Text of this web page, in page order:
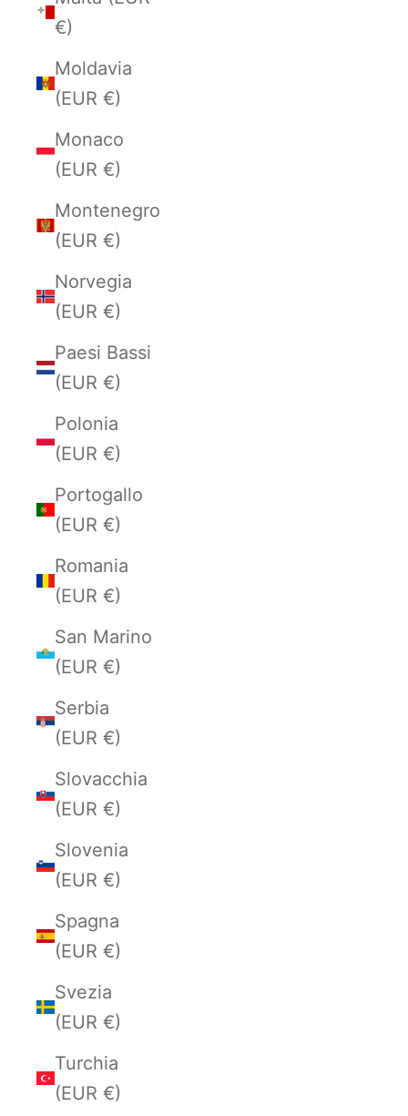
€)
Moldavia
(EUR €)
Monaco
(EUR €)
Montenegro
(EUR €)
Norvegia
(EUR €)
Paesi Bassi
(EUR €)
Polonia
(EUR €)
Portogallo
(EUR €)
Romania
(EUR €)
San Marino
(EUR €)
Serbia
(EUR €)
Slovacchia
(EUR €)
Slovenia
(EUR €)
Spagna
(EUR €)
Svezia
(EUR €)
Turchia
(EUR €)